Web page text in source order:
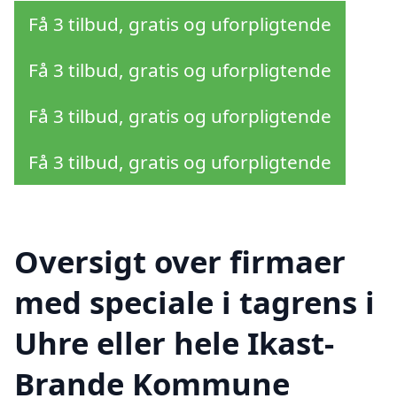
Få 3 tilbud, gratis og uforpligtende
Få 3 tilbud, gratis og uforpligtende
Få 3 tilbud, gratis og uforpligtende
Få 3 tilbud, gratis og uforpligtende
Oversigt over firmaer
med speciale i tagrens i
Uhre eller hele Ikast-
Brande Kommune